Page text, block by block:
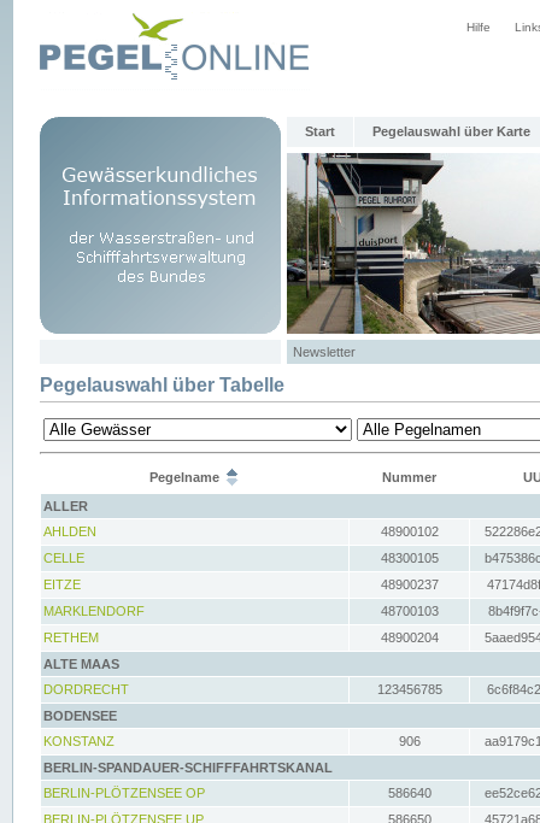
Hilfe
Start Pegelauswahl über Karte
Newsletter
Pegelauswahl über Tabelle
Pegelname Nummer
ALLER
AHLDEN
48900102
CELLE
48300105
EITZE
48900237
MARKLENDORF
48700103
RETHEM
48900204
ALTE MAAS
DORDRECHT
123456785
BODENSEE
KONSTANZ
906
BERLIN-SPANDAUER-SCHIFFFAHRTSKANAL
BERLIN-PLÖTZENSEE OP
586640
BERLIN-PLÖTZENSEE UP
586650